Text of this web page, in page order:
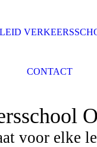
voor elke
CONTACT